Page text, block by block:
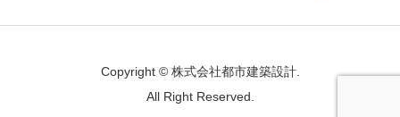
Copyright © 株式会社都市建築設計.
All Right Reserved.